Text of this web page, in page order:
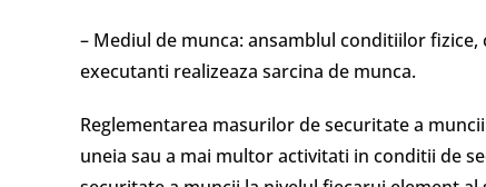
– Mediul de munca: ansamblul conditiilor
executanti realizeaza sarcina de munca.
Reglementarea masurilor de securitate a
uneia sau a mai multor activitati in conditii de